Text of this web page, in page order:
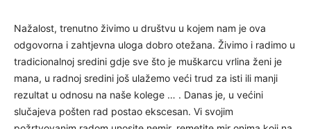
Nažalost, trenutno živimo u društvu u kojem nam je ova
odgovorna i zahtjevna uloga dobro otežana. Živimo i radimo u
tradicionalnoj sredini gdje sve što je muškarcu vrlina ženi je
mana, u radnoj sredini još ulažemo veći trud za isti ili manji
rezultat u odnosu na naše kolege … . Danas je, u većini
slučajeva pošten rad postao ekscesan. Vi svojim